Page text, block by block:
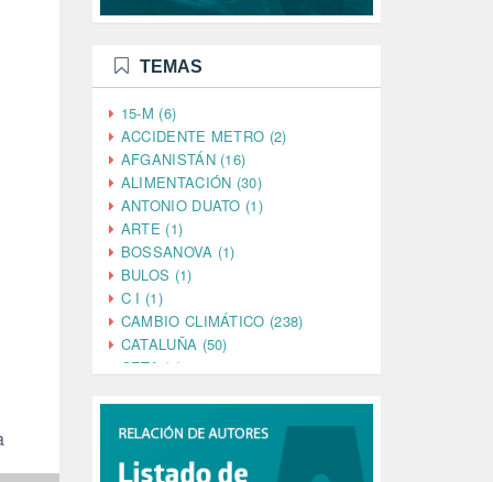
TEMAS
15-M (6)
ACCIDENTE METRO (2)
AFGANISTÁN (16)
ALIMENTACIÓN (30)
ANTONIO DUATO (1)
ARTE (1)
BOSSANOVA (1)
BULOS (1)
C I (1)
CAMBIO CLIMÁTICO (238)
CATALUÑA (50)
CETA (2)
CINE (35)
CIUDADANÍA (633)